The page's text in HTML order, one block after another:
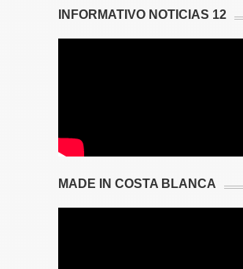
INFORMATIVO NOTICIAS 12
MADE IN COSTA BLANCA